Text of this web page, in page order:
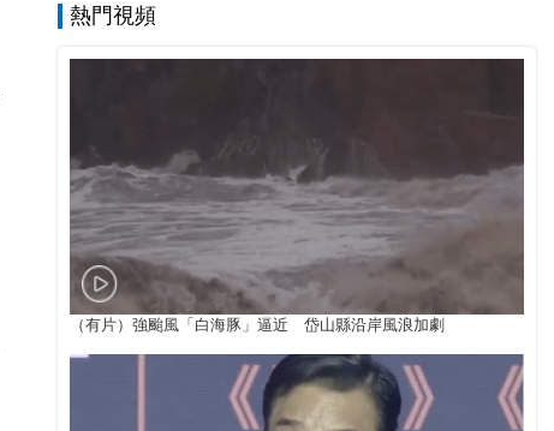
熱門視頻
（有片）強颱風「白海豚」逼近 岱山縣沿岸風浪加劇